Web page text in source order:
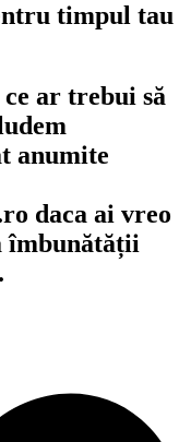
timpul tau
ar trebui să
anumite
daca ai vreo
îmbunătății